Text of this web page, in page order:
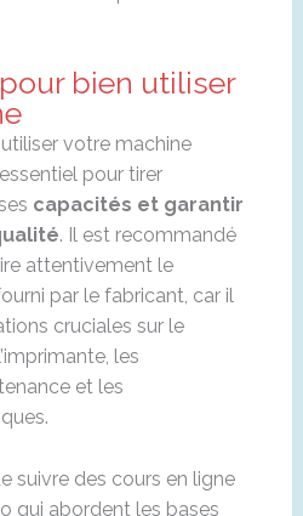
bien utiliser
votre machine
pour tirer
capacités et garantir
. Il est recommandé
attentivement le
par le fabricant, car il
cruciales sur le
les
et les
suivre des cours en ligne
qui abordent les bases